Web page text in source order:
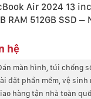
Air 2024 13
RAM 512GB SSD –
hệ
màn hình, túi chống
đặt phần mềm, vệ sinh
hàng tận nhà toàn